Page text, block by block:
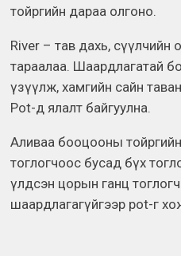
тойргийн дараа олгоно.
River – тав дахь, сүүлчийн
тараалаа. Шаардлагатай
үзүүлж, хамгийн сайн
Pot-д ялалт байгуулна.
Аливаа бооцооны
тоглогчоос бусад бүх
үлдсэн цорын ганц тоглогч
шаардлагагүйгээр pot-г